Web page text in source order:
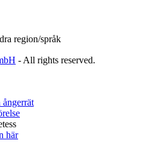
region/språk
- All rights reserved.
här